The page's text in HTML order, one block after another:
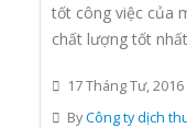
tốt công việc của
chất lượng tốt
17 Tháng Tư, 2016
ByCông ty dịch